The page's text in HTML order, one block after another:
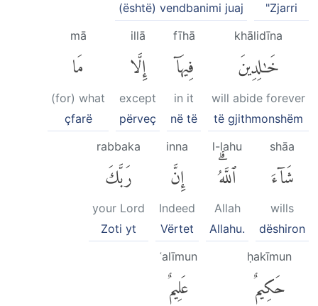
"Zjarri
(është) vendbanimi juaj
khālidīna
خَٰلِدِينَ
will abide forever
të gjithmonshëm
fīhā
فِيهَآ
in it
në të
illā
إِلَّا
except
përveç
mā
مَا
(for) what
çfarë
shāa
شَآءَ
wills
dëshiron
l-lahu
ٱللَّهُۗ
Allah
Allahu.
inna
إِنَّ
Indeed
Vërtet
rabbaka
رَبَّكَ
your Lord
Zoti yt
ḥakīmun
حَكِيمٌ
ʿalīmun
عَلِيمٌ